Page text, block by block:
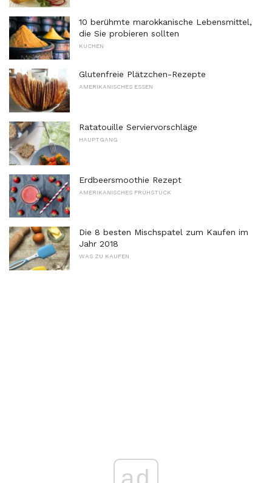
10 berühmte marokkanische Lebensmittel,
die Sie probieren sollten
KUCHEN
Glutenfreie Plätzchen-Rezepte
AMERIKANISCHES ESSEN
Ratatouille Serviervorschläge
HAUPTGANG
Erdbeersmoothie Rezept
AMERIKANISCHES FRÜHSTÜCK
Die 8 besten Mischspatel zum Kaufen im
Jahr 2018
WAS ZU KAUFEN